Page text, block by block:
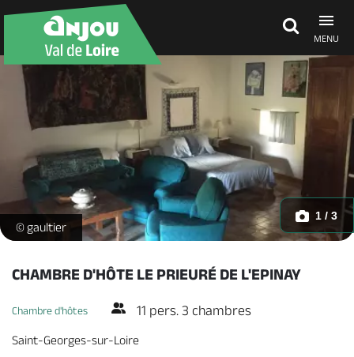
MENU
Découvrir
À voir, à faire
Agenda
Séjours, cadeaux
IMG_7785 -
© gaultier
1 / 3
CHAMBRE D'HÔTE LE PRIEURÉ DE L'EPINAY
Chambre d'hôtes 11 pers. 3 chambres
Saint-Georges-sur-Loire